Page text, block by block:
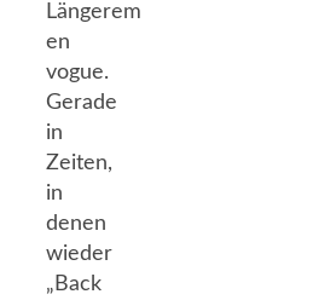
Längerem
en
vogue.
Gerade
in
Zeiten,
in
denen
wieder
„Back